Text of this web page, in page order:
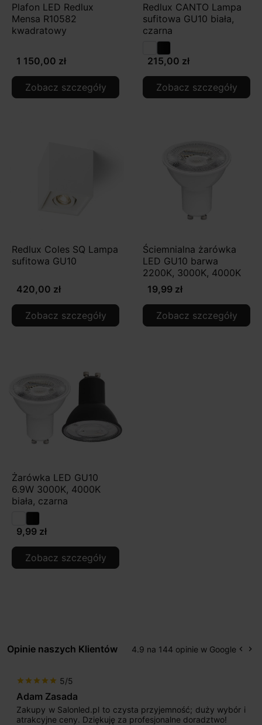
Plafon LED Redlux
Mensa R10582
kwadratowy
1 150,00 zł
Zobacz szczegóły
Redlux CANTO Lampa
sufitowa GU10 biała,
czarna
215,00 zł
Zobacz szczegóły
Redlux Coles SQ Lampa
sufitowa GU10
420,00 zł
Zobacz szczegóły
Ściemnialna żarówka
LED GU10 barwa
2200K, 3000K, 4000K
19,99 zł
Zobacz szczegóły
Żarówka LED GU10
6.9W 3000K, 4000K
biała, czarna
9,99 zł
Zobacz szczegóły
Opinie naszych Klientów 4.9 na 144 opinie w Google keyboard_arrow_left keyboard_arrow_right
star star star star star 5/5
Adam Zasada
Zakupy w Salonled.pl to czysta przyjemność; duży wybór i
atrakcyjne ceny. Dziękuję za profesjonalne doradztwo!